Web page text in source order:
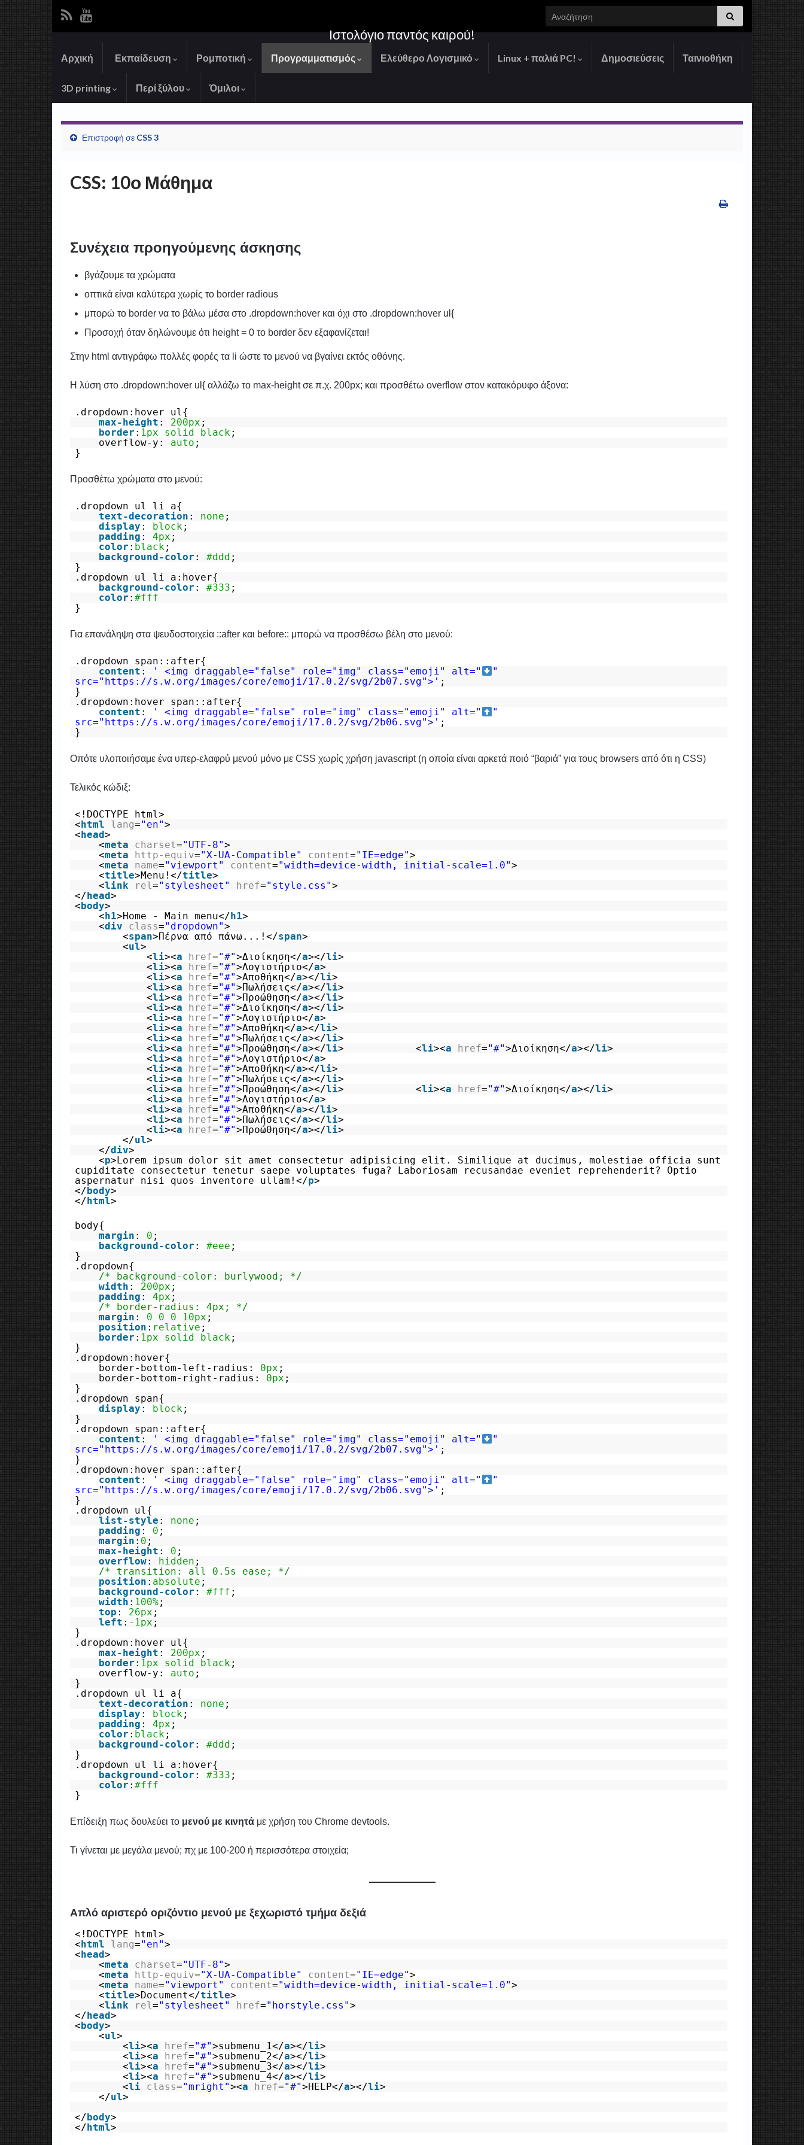
Search for:
Ιστολόγιο παντός καιρού!
Αρχική Εκπαίδευση Ρομποτική Προγραμματισμός Ελεύθερο Λογισμικό Linux + παλιά PC! Δημοσιεύσεις Ταινιοθήκη
3D printing Περί ξύλου Όμιλοι
Επιστροφή σε CSS 3
CSS: 10ο Μάθημα
Συνέχεια προηγούμενης άσκησης
βγάζουμε τα χρώματα
οπτικά είναι καλύτερα χωρίς το border radious
μπορώ το border να το βάλω μέσα στο .dropdown:hover και όχι στο .dropdown:hover ul{
Προσοχή όταν δηλώνουμε ότι height = 0 το border δεν εξαφανίζεται!
Στην html αντιγράφω πολλές φορές τα li ώστε το μενού να βγαίνει εκτός οθόνης.
Η λύση στο .dropdown:hover ul{ αλλάζω το max-height σε π.χ. 200px; και προσθέτω overflow στον κατακόρυφο άξονα:
.dropdown:hover ul{
max-height : 200px ;
border : 1px solid black;
overflow-y: auto ;
}
Προσθέτω χρώματα στο μενού:
.dropdown ul li a{
text-decoration : none ;
display : block;
padding : 4px ;
color : black;
background-color : #ddd ;
}
.dropdown ul li a:hover{
background-color : #333 ;
color : #fff
}
Για επανάληψη στα ψευδοστοιχεία ::after και before:: μπορώ να προσθέσω βέλη στο μενού:
.dropdown span::after{
content : ' <img draggable="false" role="img" class="emoji" alt="
"
src=" https://s.w.org/images/core/emoji/17.0.2/svg/2b07.svg">' ;
}
.dropdown:hover span::after{
content : ' <img draggable="false" role="img" class="emoji" alt="
"
src=" https://s.w.org/images/core/emoji/17.0.2/svg/2b06.svg">' ;
}
Οπότε υλοποιήσαμε ένα υπερ-ελαφρύ μενού μόνο με CSS χωρίς χρήση javascript (η οποία είναι αρκετά ποιό “βαριά” για τους browsers από ότι η CSS)
Τελικός κώδιξ:
<!DOCTYPE html>
<html lang="en">
<head>
<meta charset="UTF-8">
<meta http-equiv="X-UA-Compatible" content="IE=edge">
<meta name="viewport" content="width=device-width, initial-scale=1.0">
<title>Menu!</title>
<link rel="stylesheet" href="style.css">
</head>
<body>
<h1>Home - Main menu</h1>
<div class="dropdown">
<span>Πέρνα από πάνω...!</span>
<ul>
<li><a href="#">Διοίκηση</a></li>
<li><a href="#">Λογιστήριο</a>
<li><a href="#">Αποθήκη</a></li>
<li><a href="#">Πωλήσεις</a></li>
<li><a href="#">Προώθηση</a></li>
<li><a href="#">Διοίκηση</a></li>
<li><a href="#">Λογιστήριο</a>
<li><a href="#">Αποθήκη</a></li>
<li><a href="#">Πωλήσεις</a></li>
<li><a href="#">Προώθηση</a></li> <li><a href="#">Διοίκηση</a></li>
<li><a href="#">Λογιστήριο</a>
<li><a href="#">Αποθήκη</a></li>
<li><a href="#">Πωλήσεις</a></li>
<li><a href="#">Προώθηση</a></li> <li><a href="#">Διοίκηση</a></li>
<li><a href="#">Λογιστήριο</a>
<li><a href="#">Αποθήκη</a></li>
<li><a href="#">Πωλήσεις</a></li>
<li><a href="#">Προώθηση</a></li>
</ul>
</div>
<p>Lorem ipsum dolor sit amet consectetur adipisicing elit. Similique at ducimus, molestiae officia sunt
cupiditate consectetur tenetur saepe voluptates fuga? Laboriosam recusandae eveniet reprehenderit? Optio
aspernatur nisi quos inventore ullam!</p>
</body>
</html>
body{
margin : 0 ;
background-color : #eee ;
}
.dropdown{
/* background-color: burlywood; */
width : 200px ;
padding : 4px ;
/* border-radius: 4px; */
margin : 0 0 0 10px ;
position : relative ;
border : 1px solid black;
}
.dropdown:hover{
border-bottom-left-radius: 0px ;
border-bottom-right-radius: 0px ;
}
.dropdown span{
display : block;
}
.dropdown span::after{
content : ' <img draggable="false" role="img" class="emoji" alt="
"
src=" https://s.w.org/images/core/emoji/17.0.2/svg/2b07.svg">' ;
}
.dropdown:hover span::after{
content : ' <img draggable="false" role="img" class="emoji" alt="
"
src=" https://s.w.org/images/core/emoji/17.0.2/svg/2b06.svg">' ;
}
.dropdown ul{
list-style : none ;
padding : 0 ;
margin : 0 ;
max-height : 0 ;
overflow: hidden ;
/* transition: all 0.5s ease; */
position : absolute ;
background-color : #fff ;
width : 100%;
top : 26px ;
left : -1px ;
}
.dropdown:hover ul{
max-height : 200px ;
border : 1px solid black;
overflow-y: auto ;
}
.dropdown ul li a{
text-decoration : none ;
display : block;
padding : 4px ;
color : black;
background-color : #ddd ;
}
.dropdown ul li a:hover{
background-color : #333 ;
color : #fff
}
Επίδειξη πως δουλεύει το μενού με κινητά με χρήση του Chrome devtools.
Τι γίνεται με μεγάλα μενού; πχ με 100-200 ή περισσότερα στοιχεία;
Απλό αριστερό οριζόντιο μενού με ξεχωριστό τμήμα δεξιά
<!DOCTYPE html>
<html lang="en">
<head>
<meta charset="UTF-8">
<meta http-equiv="X-UA-Compatible" content="IE=edge">
<meta name="viewport" content="width=device-width, initial-scale=1.0">
<title>Document</title>
<link rel="stylesheet" href="horstyle.css">
</head>
<body>
<ul>
<li><a href="#">submenu_1</a></li>
<li><a href="#">submenu_2</a></li>
<li><a href="#">submenu_3</a></li>
<li><a href="#">submenu_4</a></li>
<li class="mright"><a href="#">HELP</a></li>
</ul>
</body>
</html>